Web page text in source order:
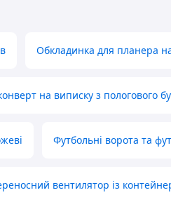
Обкладинка для планера
на виписку з пологового
Футбольні ворота та
вентилятор із